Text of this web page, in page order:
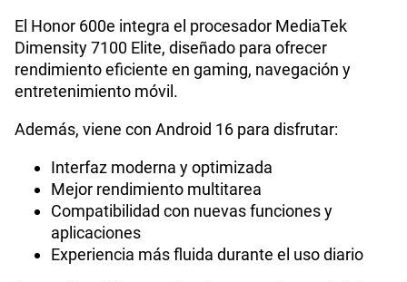
El Honor 600e integra el procesador MediaTek
Dimensity 7100 Elite, diseñado para ofrecer
rendimiento eficiente en gaming, navegación y
entretenimiento móvil.
Además, viene con Android 16 para disfrutar:
Interfaz moderna y optimizada
Mejor rendimiento multitarea
Compatibilidad con nuevas funciones y
aplicaciones
Experiencia más fluida durante el uso diario